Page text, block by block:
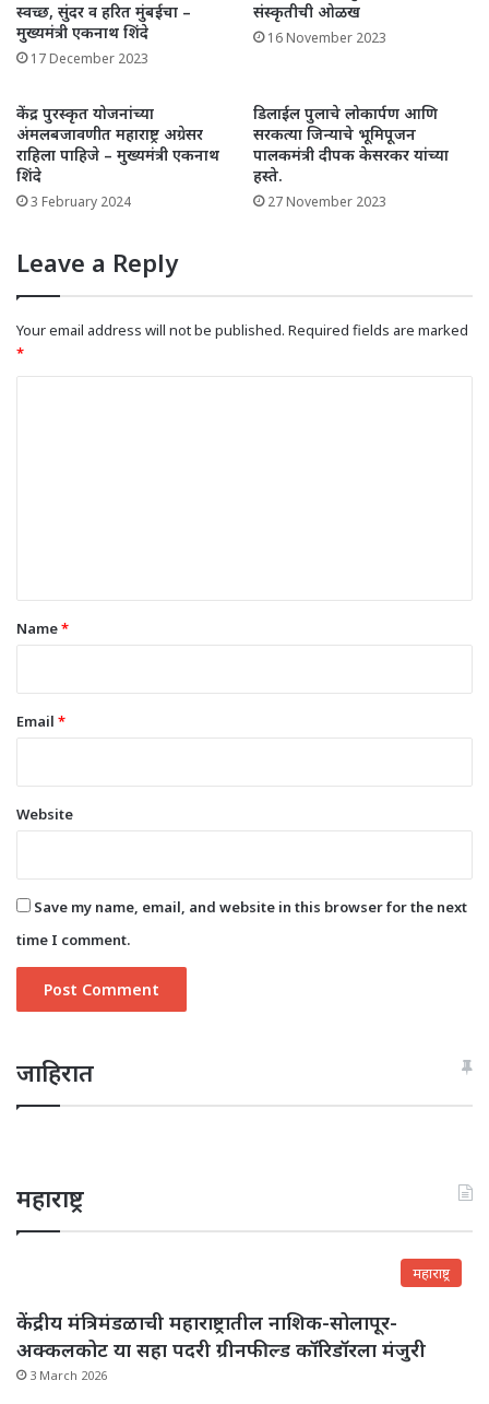
स्वच्छ, सुंदर व हरित मुंबईचा –
मुख्यमंत्री एकनाथ शिंदे
17 December 2023
संस्कृतीची ओळख
16 November 2023
केंद्र पुरस्कृत योजनांच्या
अंमलबजावणीत महाराष्ट्र अग्रेसर
राहिला पाहिजे – मुख्यमंत्री एकनाथ
शिंदे
3 February 2024
डिलाईल पुलाचे लोकार्पण आणि
सरकत्या जिन्याचे भूमिपूजन
पालकमंत्री दीपक केसरकर यांच्या
हस्ते.
27 November 2023
Leave a Reply
Your email address will not be published. Required fields are marked
*
*Name*
Email *
Website
Save my name, email, and website in this browser for the next
time I comment.
जाहिरात
महाराष्ट्र
महाराष्ट्र
केंद्रीय मंत्रिमंडळाची महाराष्ट्रातील नाशिक-सोलापूर-
अक्कलकोट या सहा पदरी ग्रीनफील्ड कॉरिडॉरला मंजुरी
3 March 2026